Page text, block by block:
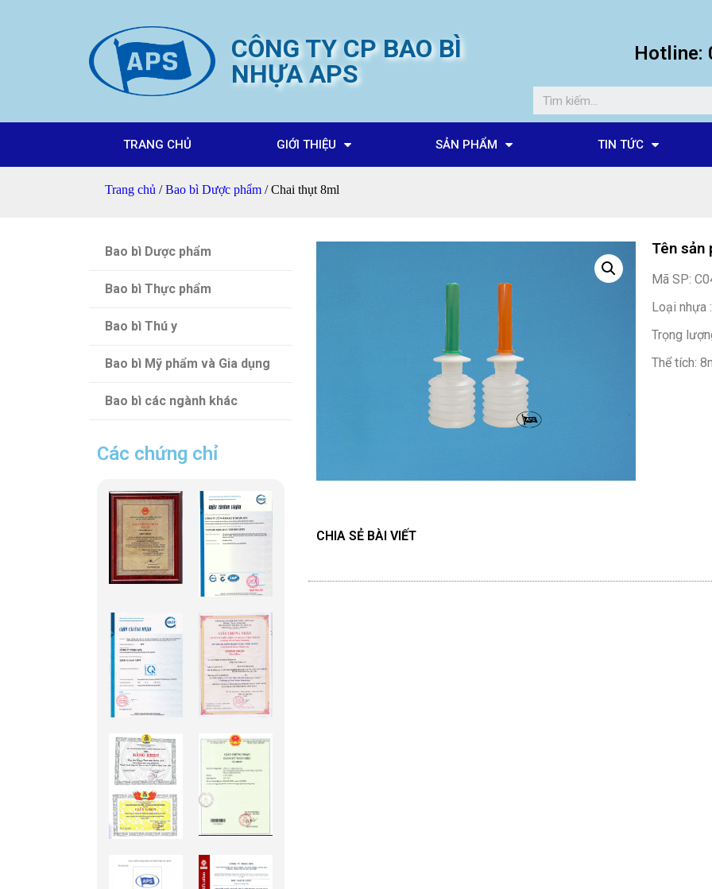
CÔNG TY CP BAO BÌ
NHỰA APS
Hotline:
TRANG CHỦ GIỚI THIỆU SẢN PHẨM TIN TỨC
Trang chủ /Bao bì Dược phẩm / Chai thụt 8ml
Bao bì Dược phẩm
Bao bì Thực phẩm
Bao bì Thú y
Bao bì Mỹ phẩm và Gia dụng
Bao bì các ngành khác
Các chứng chỉ
Tên sản
Mã SP:
Loại nhựa
Trọng
Thể tích:
CHIA SẺ BÀI VIẾT